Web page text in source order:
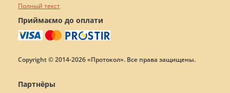
Полный текст
Приймаємо до оплати
Copyright © 2014-2026 «Протокол». Все права защищены.
Партнёры